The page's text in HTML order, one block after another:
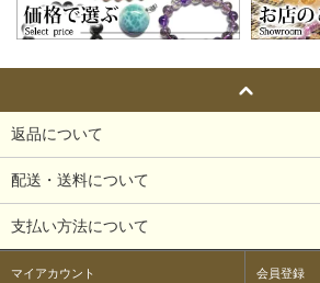
返品について
配送・送料について
支払い方法について
マイアカウント 会員登録